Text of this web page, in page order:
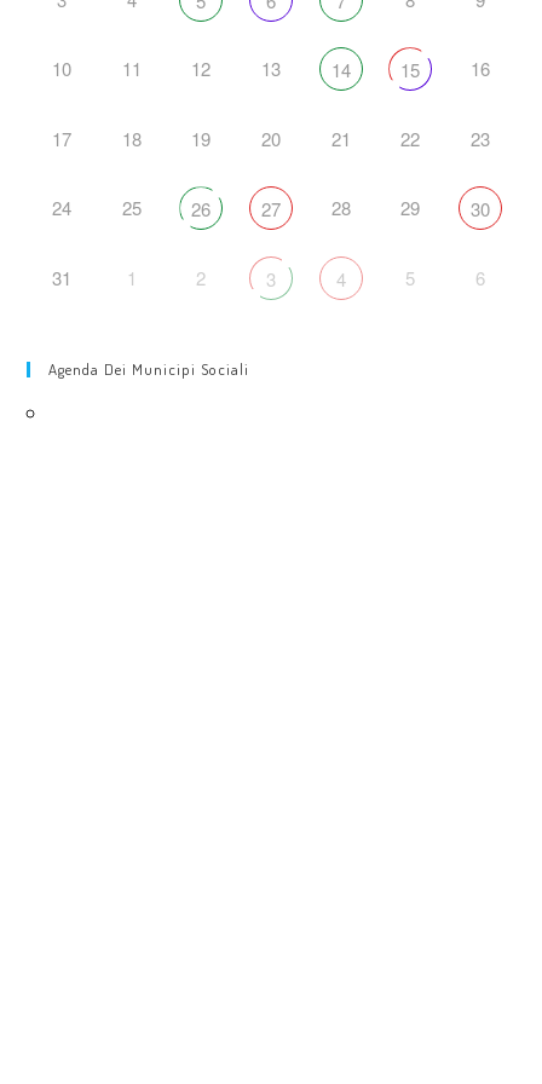
10 11 12 13 14 15 16
17 18 19 20 21 22 23
24 25 26 27 28 29 30
31 1 2 3 4 5 6
Agenda Dei Municipi Sociali